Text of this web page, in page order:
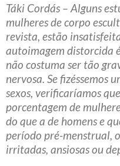
Táki Cordás – Alguns
mulheres de corpo
revista, estão
autoimagem distorcida
não costuma ser tão
nervosa. Se fizéssemos
sexos, verificaríamos
porcentagem de
do que a de homens e
período pré-menstrual,
irritadas, ansiosas ou